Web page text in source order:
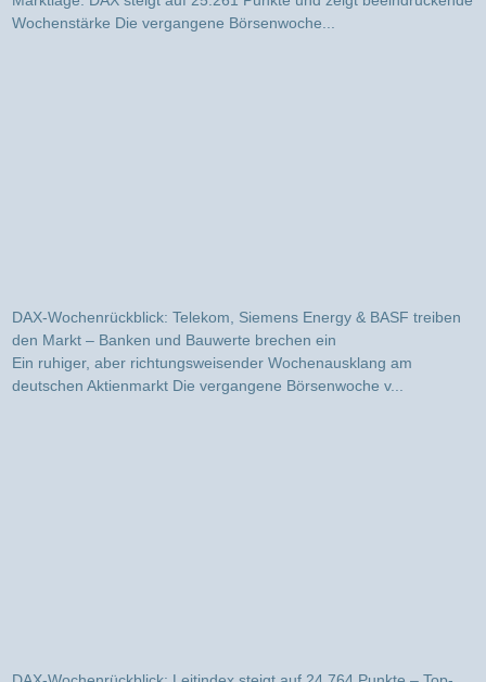
Wochenstärke Die vergangene Börsenwoche...
den Markt – Banken und Bauwerte brechen ein
deutschen Aktienmarkt Die vergangene Börsenwoche v...